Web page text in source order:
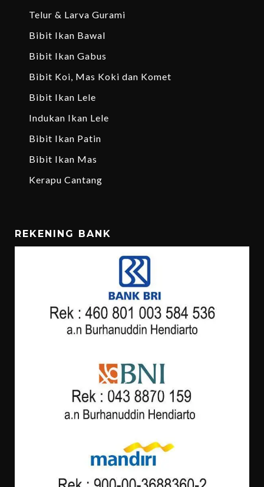
Telur & Larva Gurami
Bibit Ikan Bawal
Bibit Ikan Gabus
Bibit Koi, Mas Koki dan Komet
Bibit Ikan Lele
Indukan Ikan Lele
Bibit Ikan Patin
Bibit Ikan Mas
Kerapu Cantang
REKENING BANK